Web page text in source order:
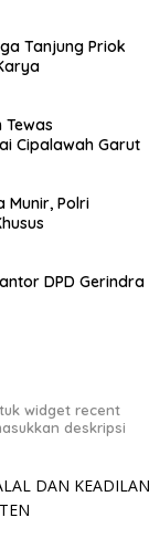
Tanjung Priok
Tewas
Cipalawah Garut
Munir, Polri
DPD Gerindra
widget recent
deskripsi